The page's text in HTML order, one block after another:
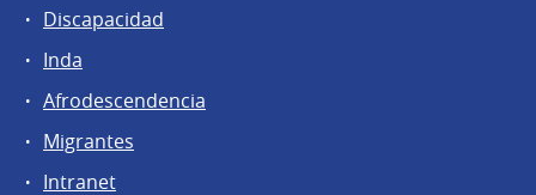
Discapacidad
Inda
Afrodescendencia
Migrantes
Intranet